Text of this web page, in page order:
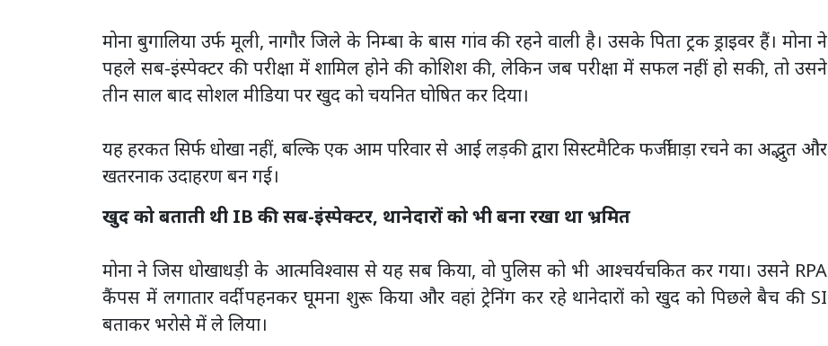
मोना बुगालिया उर्फ मूली, नागौर जिले के निम्बा के बास गांव की रहने वाली है। उसके पिता ट्रक ड्राइवर हैं। मोना ने
पहले सब-इंस्पेक्टर की परीक्षा में शामिल होने की कोशिश की, लेकिन जब परीक्षा में सफल नहीं हो सकी, तो उसने
तीन साल बाद सोशल मीडिया पर खुद को चयनित घोषित कर दिया।
यह हरकत सिर्फ धोखा नहीं, बल्कि एक आम परिवार से आई लड़की द्वारा सिस्टमैटिक फर्जीवाड़ा रचने का अद्भुत और
खतरनाक उदाहरण बन गई।
खुद को बताती थी IB की सब-इंस्पेक्टर, थानेदारों को भी बना रखा था भ्रमित
मोना ने जिस धोखाधड़ी के आत्मविश्वास से यह सब किया, वो पुलिस को भी आश्चर्यचकित कर गया। उसने RPA
कैंपस में लगातार वर्दी पहनकर घूमना शुरू किया और वहां ट्रेनिंग कर रहे थानेदारों को खुद को पिछले बैच की SI
बताकर भरोसे में ले लिया।